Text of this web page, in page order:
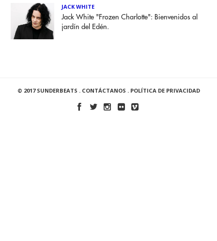
JACK WHITE
Jack White "Frozen Charlotte": Bienvenidos al
jardín del Edén.
© 2017 SUNDERBEATS . CONTÁCTANOS . POLÍTICA DE PRIVACIDAD